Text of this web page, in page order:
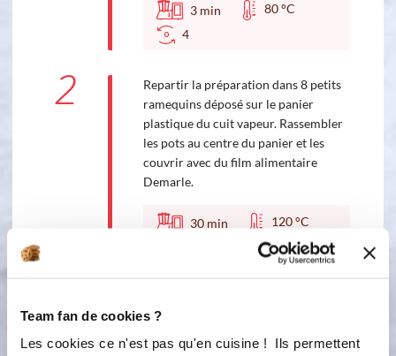
Team fan de cookies ?
Les cookies ce n'est pas qu'en cuisine ! Ils permettent
3 min
80 °C
4
2
Repartir la préparation dans 8 petits
ramequins déposé sur le panier
plastique du cuit vapeur. Rassembler
les pots au centre du panier et les
couvrir avec du film alimentaire
Demarle.
30 min
120 °C
Bon appétit !